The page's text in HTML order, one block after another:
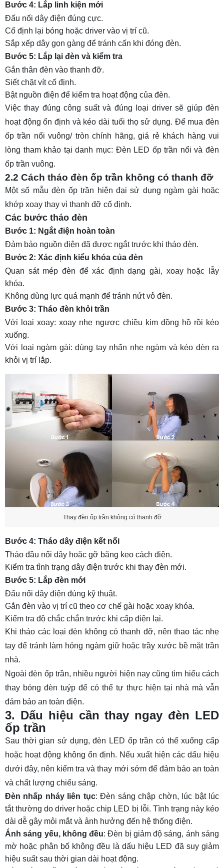
Bước 4: Lắp linh kiện mới
Đấu nối dây điện đúng cực.
Cố định lại bóng hoặc driver vào vị trí cũ.
Sắp xếp dây gọn gàng để tránh cấn khi đóng đèn.
Bước 5: Lắp lại đèn và kiểm tra
Gắn thân đèn vào thanh đỡ.
Siết chặt vít cố định.
Bật nguồn điện để kiểm tra hoạt động của đèn.
Việc thay đúng công suất và đúng loại driver sẽ giúp đèn
hoạt động ổn định và kéo dài tuổi thọ sử dụng. Để mua đèn
ốp trần nổi vuông/ tròn chính hãng, giá rẻ khách hàng vui
lòng tham khảo tại danh mục: Đèn LED ốp trần nổi vàđèn
ốp trần vuông.
2.2 Cách tháo đèn ốp trần không có thanh đỡ
Một số mẫu đèn ốp trần hiện đại sử dụng ngàm gài hoặc
khớp xoay thay vì thanh đỡ cố định.
Các bước tháo đèn
Bước 1: Ngắt điện hoàn toàn
Đảm bảo nguồn điện đã được ngắt trước khi tháo đèn.
Bước 2: Xác định kiểu khóa của đèn
Quan sát mép đèn để xác định dạng gài, xoay hoặc lẫy
khóa.
Không dùng lực quá mạnh để tránh nứt vỏ đèn.
Bước 3: Tháo đèn khỏi trần
Với loại xoay: xoay nhẹ ngược chiều kim đồng hồ rồi kéo
xuống.
Với loại ngàm gài: dùng tay nhấn nhẹ ngàm và kéo đèn ra
khỏi vị trí lắp.
Thay đèn ốp trần không có thanh đỡ
Bước 4: Tháo dây điện kết nối
Tháo đầu nối dây hoặc gỡ băng keo cách điện.
Kiểm tra tình trạng dây điện trước khi thay đèn mới.
Bước 5: Lắp đèn mới
Đấu nối dây điện đúng kỹ thuật.
Gắn đèn vào vị trí cũ theo cơ chế gài hoặc xoay khóa.
Kiểm tra độ chắc chắn trước khi cấp điện lại.
Khi tháo các loại đèn không có thanh đỡ, nên thao tác nhẹ
tay để tránh làm hỏng ngàm giữ hoặc trầy xước bề mặt trần
nhà.
Ngoài đèn ốp trần, nhiều người hiện nay cũng tìm hiểu cách
thay bóng đèn tuýp để có thể tự thực hiện tại nhà mà vẫn
đảm bảo an toàn điện.
3. Dấu hiệu cần thay ngay đèn LED
ốp trần
Sau thời gian sử dụng, đèn LED ốp trần có thể xuống cấp
hoặc hoạt động không ổn định. Nếu xuất hiện các dấu hiệu
dưới đây, nên kiểm tra và thay mới sớm để đảm bảo an toàn
và chất lượng chiếu sáng.
Đèn nhấp nháy liên tục: Đèn sáng chập chờn, lúc bật lúc
tắt thường do driver hoặc chip LED bị lỗi. Tình trạng này kéo
dài dễ gây mỏi mắt và ảnh hưởng đến hệ thống điện.
Ánh sáng yếu, không đều: Đèn bị giảm độ sáng, ánh sáng
mờ hoặc phân bố không đều là dấu hiệu LED đã suy giảm
hiệu suất sau thời gian dài hoạt động.